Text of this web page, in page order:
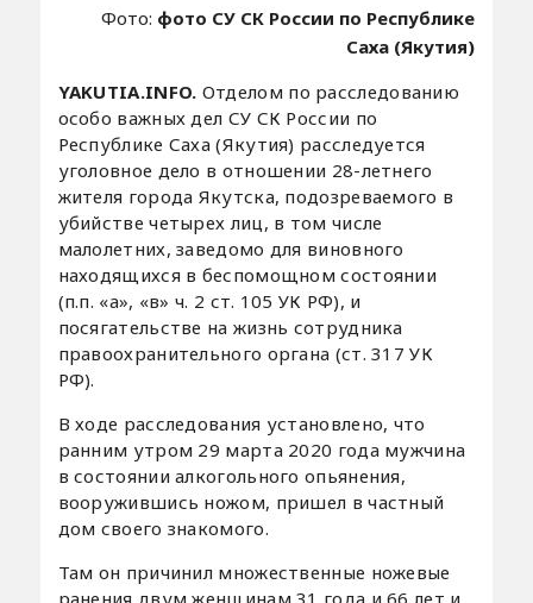
Фото: фото СУ СК России по Республике
Саха (Якутия)
YAKUTIA.INFO. Отделом по расследованию
особо важных дел СУ СК России по
Республике Саха (Якутия) расследуется
уголовное дело в отношении 28-летнего
жителя города Якутска, подозреваемого в
убийстве четырех лиц, в том числе
малолетних, заведомо для виновного
находящихся в беспомощном состоянии
(п.п. «а», «в» ч. 2 ст. 105 УК РФ), и
посягательстве на жизнь сотрудника
правоохранительного органа (ст. 317 УК
РФ).
В ходе расследования установлено, что
ранним утром 29 марта 2020 года мужчина
в состоянии алкогольного опьянения,
вооружившись ножом, пришел в частный
дом своего знакомого.
Там он причинил множественные ножевые